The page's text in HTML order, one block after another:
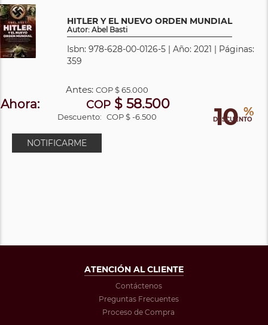
HITLER Y EL NUEVO ORDEN MUNDIAL
Autor: Abel Basti
Isbn: 978-628-00-0126-5 | Año: 2021 | Páginas:
359
10 %
DESCUENTO
Antes:COP$ 65.000
Ahora: COP $ 58.500
Descuento: COP $ -6.500
NOTIFICARME
ATENCIÓN AL CLIENTE
Contáctenos
Preguntas Frecuentes
Proceso de Compra